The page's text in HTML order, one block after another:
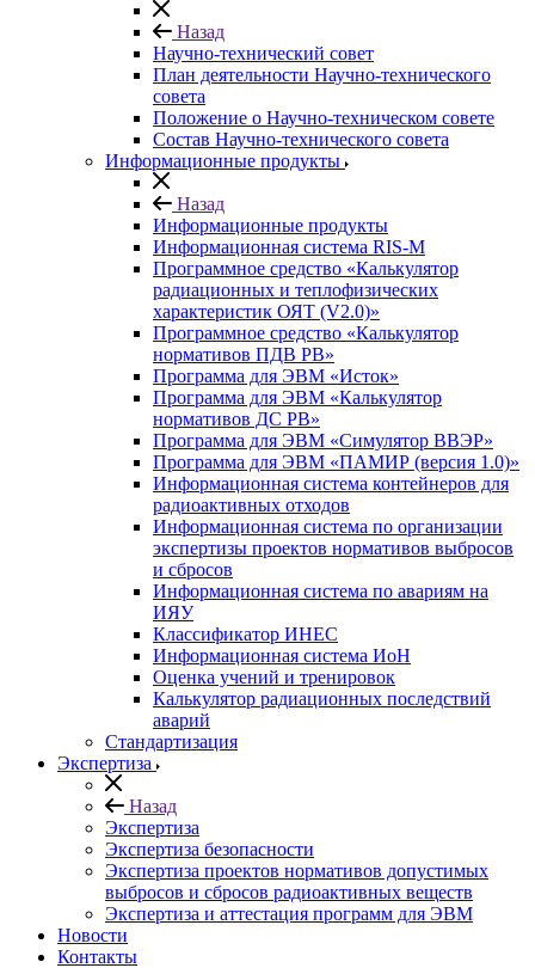
Назад
Научно-технический совет
План деятельности Научно-технического
совета
Положение о Научно-техническом совете
Состав Научно-технического совета
Информационные продукты
Назад
Информационные продукты
Информационная система RIS-M
Программное средство «Калькулятор
радиационных и теплофизических
характеристик ОЯТ (V2.0)»
Программное средство «Калькулятор
нормативов ПДВ РВ»
Программа для ЭВМ «Исток»
Программа для ЭВМ «Калькулятор
нормативов ДС РВ»
Программа для ЭВМ «Симулятор ВВЭР»
Программа для ЭВМ «ПАМИР (версия 1.0)»
Информационная система контейнеров для
радиоактивных отходов
Информационная система по организации
экспертизы проектов нормативов выбросов
и сбросов
Информационная система по авариям на
ИЯУ
Классификатор ИНЕС
Информационная система ИоН
Оценка учений и тренировок
Калькулятор радиационных последствий
аварий
Стандартизация
Экспертиза
Назад
Экспертиза
Экспертиза безопасности
Экспертиза проектов нормативов допустимых
выбросов и сбросов радиоактивных веществ
Экспертиза и аттестация программ для ЭВМ
Новости
Контакты